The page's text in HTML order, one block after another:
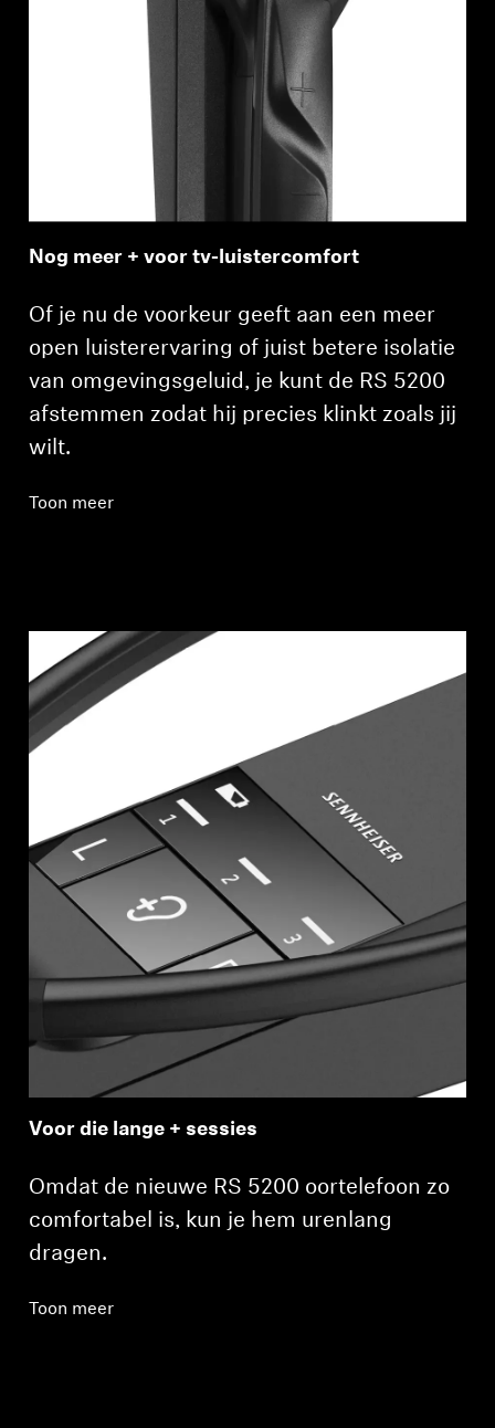
Nog meer + voor tv-luistercomfort
Of je nu de voorkeur geeft aan een meer
open luisterervaring of juist betere isolatie
van omgevingsgeluid, je kunt de RS 5200
afstemmen zodat hij precies klinkt zoals jij
wilt.
Toon meer
Voor die lange + sessies
Omdat de nieuwe RS 5200 oortelefoon zo
comfortabel is, kun je hem urenlang
dragen.
Toon meer